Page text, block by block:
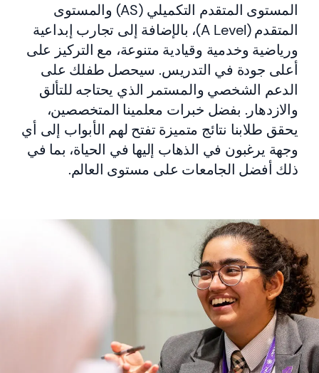
المستوى المتقدم التكميلي (AS) والمستوى
المتقدم (A Level)، بالإضافة إلى تجارب إبداعية
ورياضية وخدمية وقيادية متنوعة، مع التركيز على
أعلى جودة في التدريس. سيحصل طفلك على
الدعم الشخصي والمستمر الذي يحتاجه للتألق
والازدهار. بفضل خبرات معلمينا المتخصصين،
يحقق طلابنا نتائج متميزة تفتح لهم الأبواب إلى أي
وجهة يرغبون في الذهاب إليها في الحياة، بما في
ذلك أفضل الجامعات على مستوى العالم.